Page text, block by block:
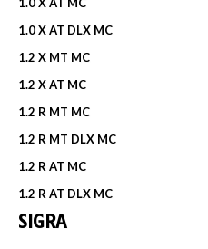
1.0 X AT DLX MC
1.2 X MT MC
1.2 X AT MC
1.2 R MT MC
1.2 R MT DLX MC
1.2 R AT MC
1.2 R AT DLX MC
SIGRA